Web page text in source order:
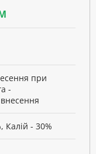
при
-
Калій - 30%